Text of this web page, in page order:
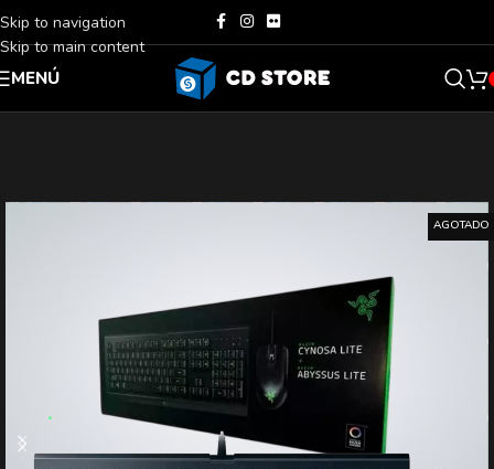
Skip to navigation
Skip to main content
MENÚ
AGOTADO